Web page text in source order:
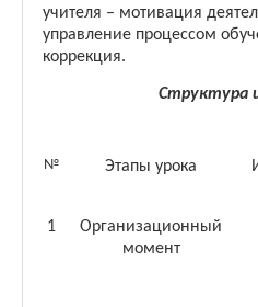
учителя – мотивация
управление процессом
коррекция.
Структура
№ Этапы урока
1
Организационный
момент